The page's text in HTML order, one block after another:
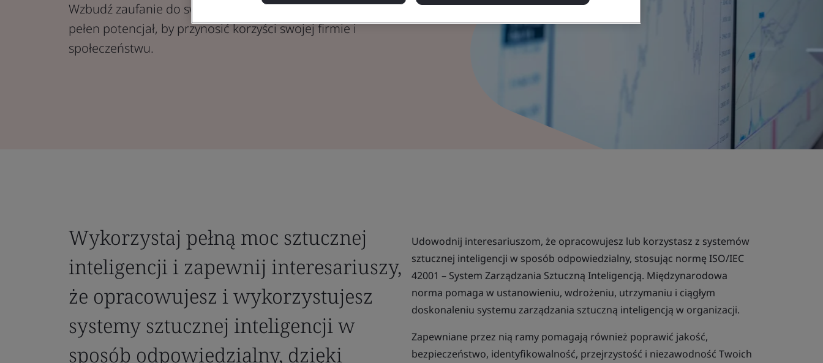
Wzbudź zaufanie do swoich systemów AI i wykorzystaj ich
pełen potencjał, by przynosić korzyści swojej firmie i
społeczeństwu.
Wykorzystaj pełną moc sztucznej
inteligencji i zapewnij interesariuszy,
że opracowujesz i wykorzystujesz
systemy sztucznej inteligencji w
sposób odpowiedzialny, dzięki
Udowodnij interesariuszom, że opracowujesz lub korzystasz z systemów
sztucznej inteligencji w sposób odpowiedzialny, stosując normę ISO/IEC
42001 – System Zarządzania Sztuczną Inteligencją. Międzynarodowa
norma pomaga w ustanowieniu, wdrożeniu, utrzymaniu i ciągłym
doskonaleniu systemu zarządzania sztuczną inteligencją w organizacji.
Zapewniane przez nią ramy pomagają również poprawić jakość,
bezpieczeństwo, identyfikowalność, przejrzystość i niezawodność Twoich